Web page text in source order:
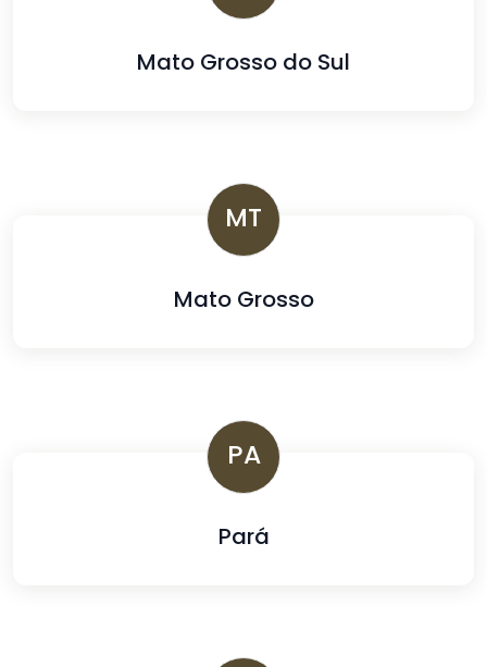
Mato Grosso do Sul
MT
Mato Grosso
PA
Pará